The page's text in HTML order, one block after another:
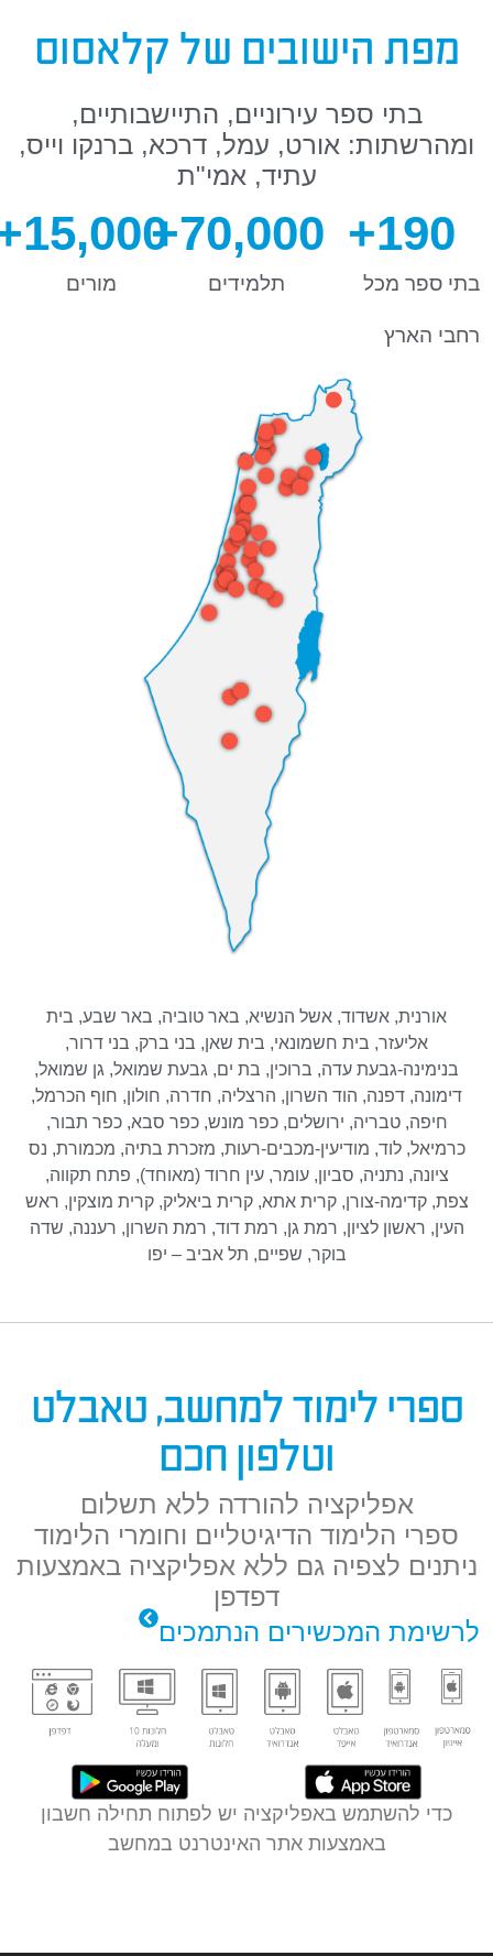
מפת הישובים של קלאסוס
בתי ספר עירוניים, התיישבותיים,
ומהרשתות: אורט, עמל, דרכא, ברנקו וייס,
עתיד, אמי"ת
בתי ספר מכל
רחבי הארץ
190
+
תלמידים
70,000
+
מורים
15,000
+
אורנית, אשדוד, אשל הנשיא, באר טוביה, באר שבע, בית
אליעזר, בית חשמונאי, בית שאן, בני ברק, בני דרור,
בנימינה-גבעת עדה, ברוכין, בת ים, גבעת שמואל, גן שמואל,
דימונה, דפנה, הוד השרון, הרצליה, חדרה, חולון, חוף הכרמל,
חיפה, טבריה, ירושלים, כפר מונש, כפר סבא, כפר תבור,
כרמיאל, לוד, מודיעין-מכבים-רעות, מזכרת בתיה, מכמורת, נס
ציונה, נתניה, סביון, עומר, עין חרוד (מאוחד), פתח תקווה,
צפת, קדימה-צורן, קרית אתא, קרית ביאליק, קרית מוצקין, ראש
העין, ראשון לציון, רמת גן, רמת דוד, רמת השרון, רעננה, שדה
בוקר, שפיים, תל אביב – יפו
ספרי לימוד למחשב, טאבלט
וטלפון חכם
אפליקציה להורדה ללא תשלום
ספרי הלימוד הדיגיטליים וחומרי הלימוד
ניתנים לצפיה גם ללא אפליקציה באמצעות
דפדפן
לרשימת המכשירים הנתמכים
כדי להשתמש באפליקציה יש לפתוח תחילה חשבון
באמצעות אתר האינטרנט במחשב